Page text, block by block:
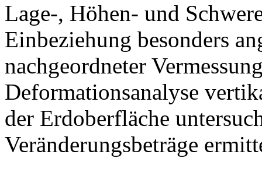
Lage-, Höhen- und
Einbeziehung besonders
nachgeordneter
Deformationsanalyse
der Erdoberfläche
Veränderungsbeträge